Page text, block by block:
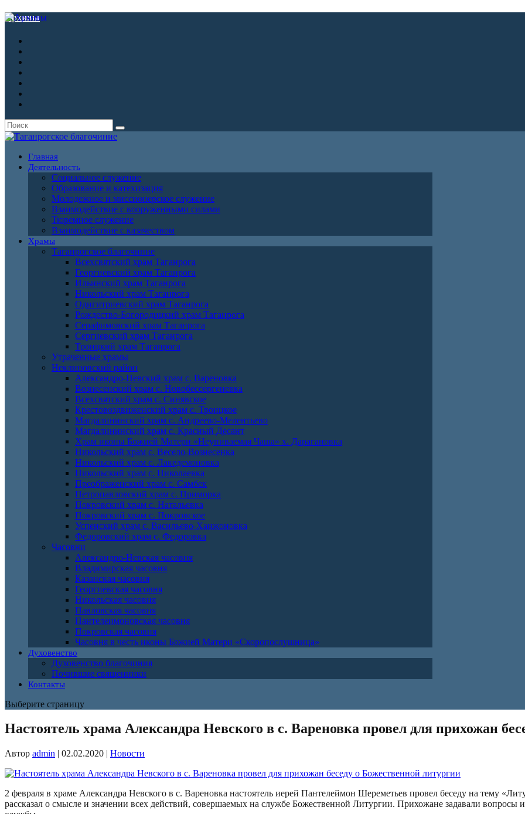
Архивы
Главная
Деятельность
Социальное служение
Образование и катехизация
Молодежное и миссионерское служение
Взаимодействие с вооруженными силами
Тюремное служение
Взаимодействие с казачеством
Храмы
Таганрогское благочиние
Всехсвятский храм Таганрога
Георгиевский храм Таганрога
Ильинский храм Таганрога
Никольский храм Таганрога
Одигитриевский храм Таганрога
Рождество-Богородицкий храм Таганрога
Серафимовский храм Таганрога
Сергиевский храм Таганрога
Троицкий храм Таганрога
Утраченные храмы
Неклиновский район
Александро-Невский храм с. Вареновка
Вознесенский храм с. Новобессергеневка
Всехсвятский храм с. Синявское
Крестовоздвиженский храм с. Троицкое
Магдалининский храм с. Андреево-Мелентьево
Магдалининский храм с. Красный Десант
Храм иконы Божией Матери «Неупиваемая Чаша» х. Дарагановка
Никольский храм с. Весело-Вознесенка
Никольский храм с. Лакедемоновка
Никольский храм с. Николаевка
Преображенский храм с. Самбек
Петропавловский храм с. Приморка
Покровский храм с. Натальевка
Покровский храм с. Покровское
Успенский храм с. Васильево-Ханжоновка
Федоровский храм с. Федоровка
Часовни
Александро-Невская часовня
Владимирская часовня
Казанская часовня
Георгиевская часовня
Никольская часовня
Павловская часовня
Пантелеимоновская часовня
Покровская часовня
Часовня в честь иконы Божией Матери «Скоропослушница»
Духовенство
Духовенство благочиния
Почившие священники
Контакты
Выберите страницу
Настоятель храма Александра Невского в с. Вареновка провел для прихожан
Автор admin | 02.02.2020 | Новости
2 февраля в храме Александра Невского в с. Вареновка настоятель иерей Пантелеймон Шереметьев провел беседу на тему
рассказал о смысле и значении всех действий, совершаемых на службе Божественной Литургии. Прихожане задавали вопросы